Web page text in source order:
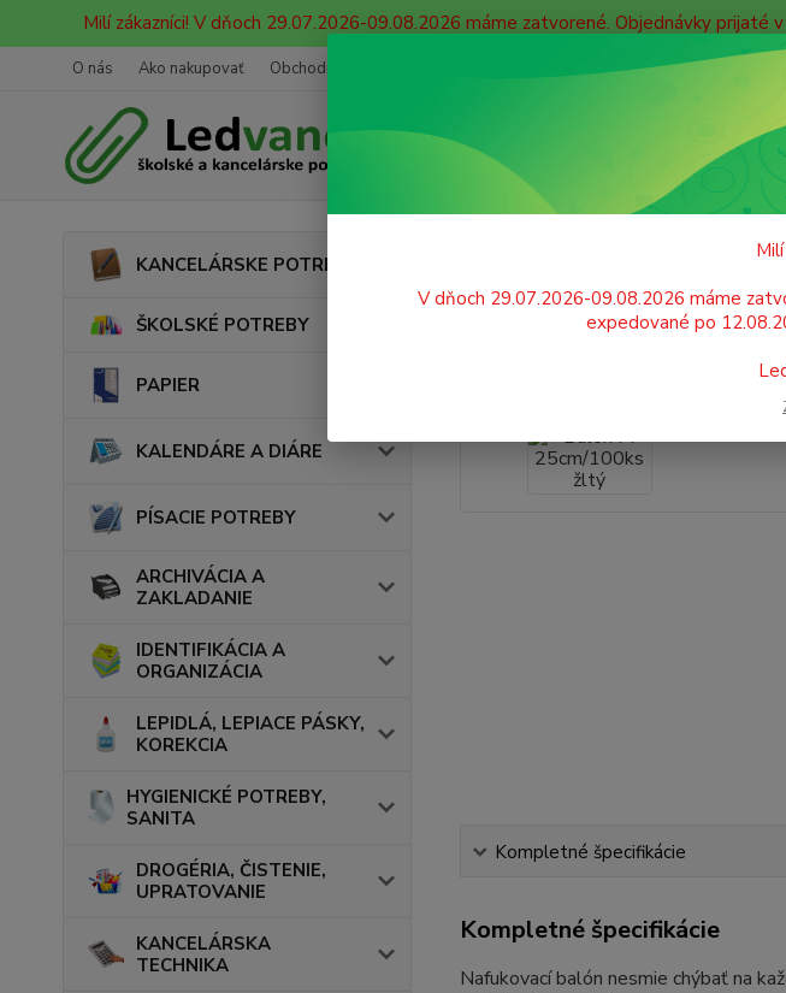
Milí zákazníci! V dňoch 29.07.2026-09.08.2026 máme zatvorené. Objednávky
O nás Ako nakupovať Obchodné podmienky Ochrana osobných údajov Doprava
KANCELÁRSKE POTREBY
ŠKOLSKÉ POTREBY
PAPIER
KALENDÁRE A DIÁRE
PÍSACIE POTREBY
ARCHIVÁCIA A
ZAKLADANIE
IDENTIFIKÁCIA A
ORGANIZÁCIA
LEPIDLÁ, LEPIACE PÁSKY,
KOREKCIA
HYGIENICKÉ POTREBY,
SANITA
DROGÉRIA, ČISTENIE,
UPRATOVANIE
KANCELÁRSKA
TECHNIKA
Balón M 25cm/
Kompletné špecifikácie
Kompletné špecifikácie
Nafukovací balón nesmie chýbať na
V dňoch 29.07.2026-09.08.2026 máme
expedované po